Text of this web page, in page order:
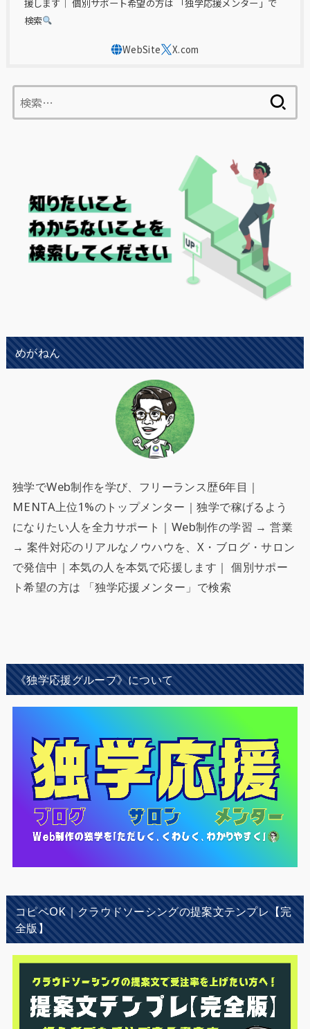
援します｜ 個別サポート希望の方は 「独学応援メンター」で
検索
索:
めがねん
独学でWeb制作を学び、フリーランス歴6年目｜
MENTA上位1%のトップメンター｜独学で稼げるよう
になりたい人を全力サポート ｜Web制作の学習 → 営業
→ 案件対応のリアルなノウハウを、X・ブログ・サロン
で発信中｜本気の人を本気で応援します｜ 個別サポー
ト希望の方は 「独学応援メンター」で検索
《独学応援グループ》について
コピペOK｜クラウドソーシングの提案文テンプレ【完
全版】